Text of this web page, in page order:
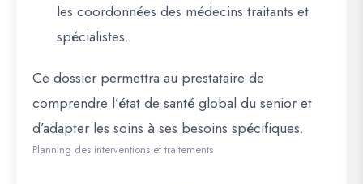
les coordonnées des médecins traitants et
spécialistes.
Ce dossier permettra au prestataire de
comprendre l’état de santé global du senior et
d’adapter les soins à ses besoins spécifiques.
Planning des interventions et traitements